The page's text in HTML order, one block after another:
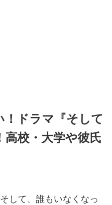
！ドラマ『そして
高校・大学や彼氏
して、誰もいなくなっ